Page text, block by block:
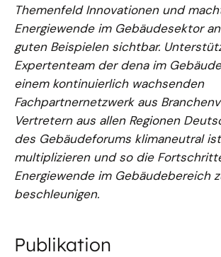
Themenfeld Innovationen und
Energiewende im Gebäudesektor
guten Beispielen sichtbar.
Expertenteam der dena im
einem kontinuierlich wachsenden
Fachpartnernetzwerk aus
Vertretern aus allen Regionen
des Gebäudeforums klimaneutral
multiplizieren und so die
Energiewende im Gebäudebereich
beschleunigen.
Publikation